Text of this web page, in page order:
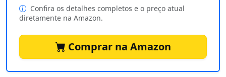
Confira os detalhes completos e o preço atual
diretamente na Amazon.
Comprar na Amazon